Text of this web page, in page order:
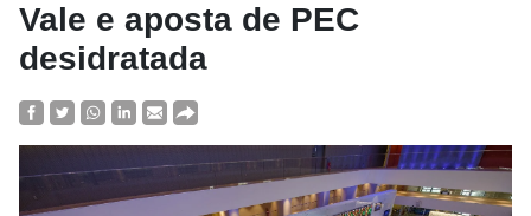
Vale e aposta de PEC
desidratada